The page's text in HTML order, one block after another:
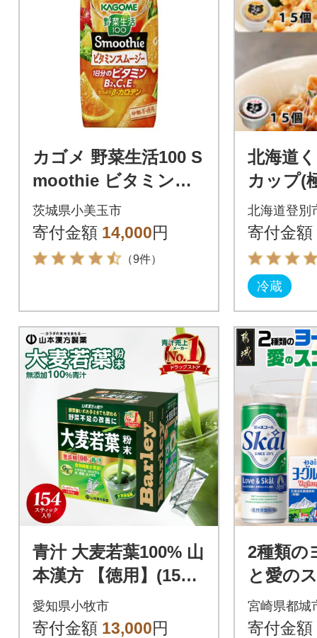
カゴメ 野菜生活100 S
moothie ビタミンス
ムージー 330ml紙パ
ック×24本
茨城県小美玉市
寄付金額 14,000円
（9件）
北海道
カップ(
わり)各
北海道登別
寄付金額
冷蔵
青汁 大麦若葉100% 山
本漢方 【徳用】(154
スティック入り)[027
Y01]
愛知県小牧市
寄付金額 13,000円
2種類の
と愛の
ト(合計
都城市】
宮崎県都城
寄付金額